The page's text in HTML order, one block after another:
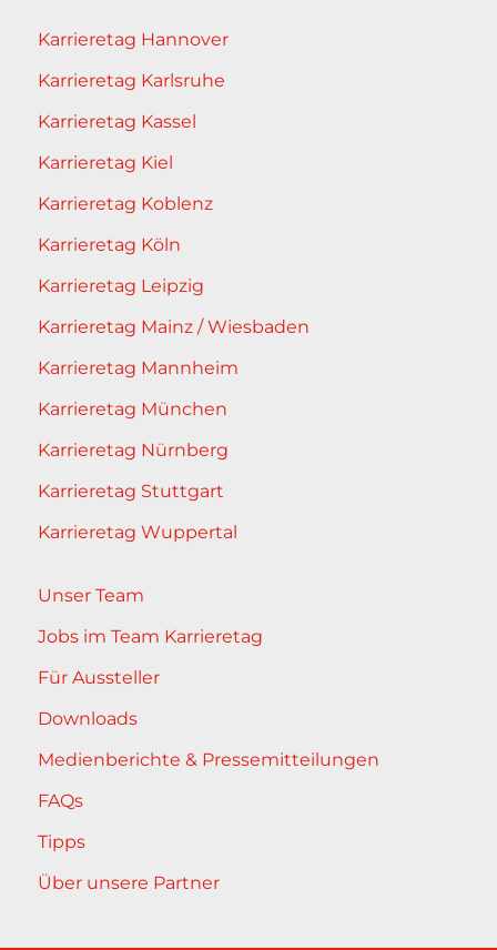
Karrieretag Hannover
Karrieretag Karlsruhe
Karrieretag Kassel
Karrieretag Kiel
Karrieretag Koblenz
Karrieretag Köln
Karrieretag Leipzig
Karrieretag Mainz / Wiesbaden
Karrieretag Mannheim
Karrieretag München
Karrieretag Nürnberg
Karrieretag Stuttgart
Karrieretag Wuppertal
Unser Team
Jobs im Team Karrieretag
Für Aussteller
Downloads
Medienberichte & Pressemitteilungen
FAQs
Tipps
Über unsere Partner